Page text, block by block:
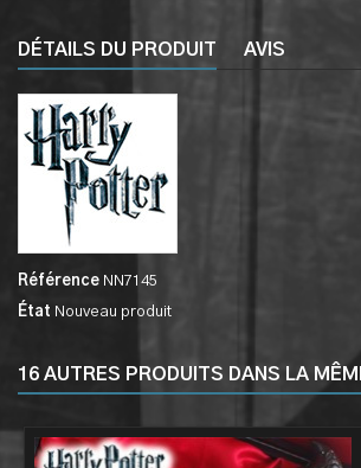
DÉTAILS DU PRODUIT AVIS
Référence NN7145
État Nouveau produit
16 AUTRES PRODUITS DANS LA